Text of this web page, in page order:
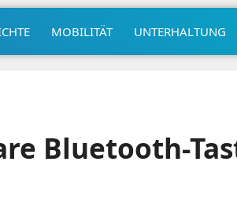
MOBILITÄT UNTERHALTUNG
Bluetooth-